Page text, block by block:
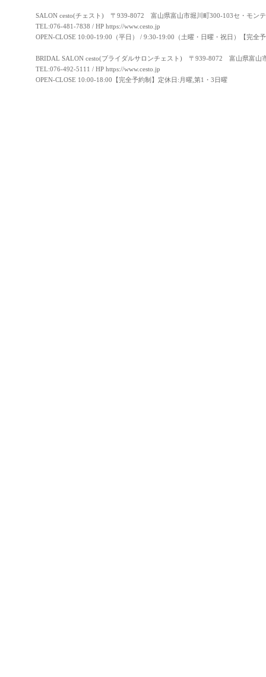
SALON cesto(チェスト) 〒939-8072 富山県富山市堀川町300-103セ・モン
TEL:076-481-7838 / HP https://www.cesto.jp
OPEN-CLOSE 10:00-19:00（平日） / 9:30-19:00（土曜・日曜・祝日）【完全
BRIDAL SALON cesto(ブライダルサロンチェスト) 〒939-8072 富山県富山
TEL:076-492-5111 / HP https://www.cesto.jp
OPEN-CLOSE 10:00-18:00【完全予約制】定休日:月曜,第1・3日曜